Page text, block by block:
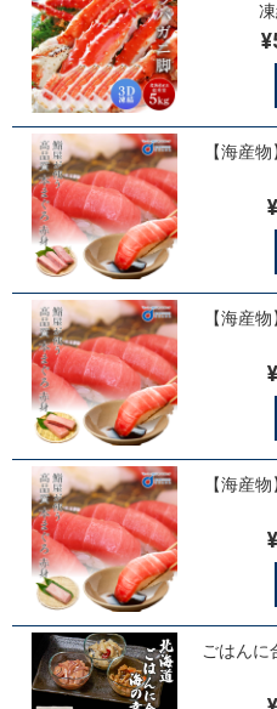
【海産
【海産
【海産
ごはんに